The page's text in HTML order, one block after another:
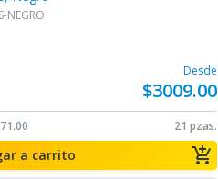
NEGRO
Desde
$3009.00
21 pzas.
add_shopping_cart
a carrito